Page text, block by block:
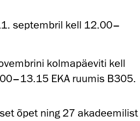
septembril kell 12.00–
kolmapäeviti kell
EKA ruumis B305.
õpet ning 27 akadeemilist